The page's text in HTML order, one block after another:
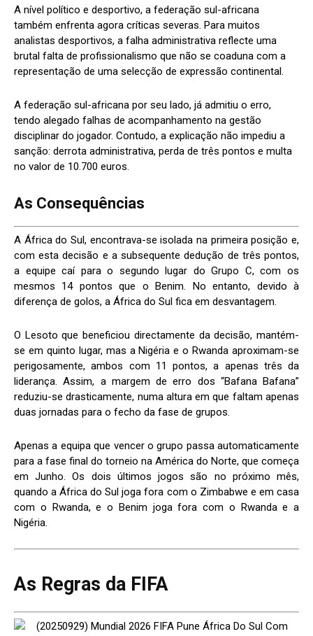
A nível político e desportivo, a federação sul-africana
também enfrenta agora críticas severas. Para muitos
analistas desportivos, a falha administrativa reflecte uma
brutal falta de profissionalismo que não se coaduna com a
representação de uma selecção de expressão continental.
A federação sul-africana por seu lado, já admitiu o erro,
tendo alegado falhas de acompanhamento na gestão
disciplinar do jogador. Contudo, a explicação não impediu a
sanção: derrota administrativa, perda de três pontos e multa
no valor de 10.700 euros.
As Consequências
A África do Sul, encontrava-se isolada na primeira posição e,
com esta decisão e a subsequente dedução de três pontos,
a equipe caí para o segundo lugar do Grupo C, com os
mesmos 14 pontos que o Benim. No entanto, devido à
diferença de golos, a África do Sul fica em desvantagem.
O Lesoto que beneficiou directamente da decisão, mantém-
se em quinto lugar, mas a Nigéria e o Rwanda aproximam-se
perigosamente, ambos com 11 pontos, a apenas três da
liderança. Assim, a margem de erro dos “Bafana Bafana”
reduziu-se drasticamente, numa altura em que faltam apenas
duas jornadas para o fecho da fase de grupos.
Apenas a equipa que vencer o grupo passa automaticamente
para a fase final do torneio na América do Norte, que começa
em Junho. Os dois últimos jogos são no próximo mês,
quando a África do Sul joga fora com o Zimbabwe e em casa
com o Rwanda, e o Benim joga fora com o Rwanda e a
Nigéria.
As Regras da FIFA